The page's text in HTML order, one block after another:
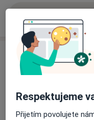
Služby a ceník služeb
Bakteriologické
Lokální anestézie
Respektujeme
Přijetím povolujete